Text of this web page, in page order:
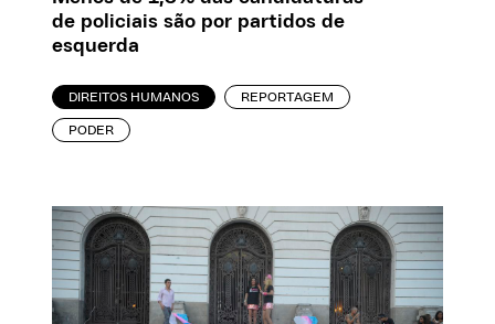
de policiais são por partidos de
esquerda
DIREITOS HUMANOS REPORTAGEM
PODER